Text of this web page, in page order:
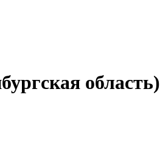
область)